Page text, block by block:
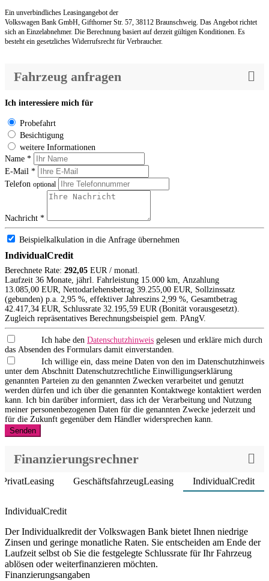
Ein unverbindliches Leasingangebot der
Volkswagen Bank GmbH, Gifthorner Str. 57, 38112 Braunschweig. Das Angebot richtet
sich an Einzelabnehmer. Die Berechnung basiert auf derzeit gültigen Konditionen. Es
besteht ein gesetzliches Widerrufsrecht für Verbraucher.
Fahrzeug anfragen
Ich interessiere mich für
Probefahrt
Besichtigung
weitere Informationen
Name *
E-Mail *
Telefon optional
Nachricht *
Beispielkalkulation in die Anfrage übernehmen
IndividualCredit
Berechnete Rate: 292,05 EUR / monatl.
Laufzeit 36 Monate, jährl. Fahrleistung 15.000 km, Anzahlung
13.085,00 EUR, Nettodarlehensbetrag 39.255,00 EUR, Sollzinssatz
(gebunden) p.a. 2,95 %, effektiver Jahreszins 2,99 %, Gesamtbetrag
42.417,34 EUR, Schlussrate 32.195,59 EUR (Bonität vorausgesetzt).
Zugleich repräsentatives Berechnungsbeispiel gem. PAngV.
Ich habe den Datenschutzhinweis gelesen und erkläre mich durch
das Absenden des Formulars damit einverstanden.
Ich willige ein, dass meine Daten von den im Datenschutzhinweis
unter dem Abschnitt Datenschutzrechtliche Einwilligungserklärung
genannten Parteien zu den genannten Zwecken verarbeitet und genutzt
werden dürfen und ich über die genannten Kontaktwege kontaktiert werden
kann. Ich bin darüber informiert, dass ich der Verarbeitung und Nutzung
meiner personenbezogenen Daten für die genannten Zwecke jederzeit und
für die Zukunft gegenüber dem Händler widersprechen kann.
Senden
Finanzierungsrechner
PrivatLeasing GeschäftsfahrzeugLeasing
IndividualCredit
IndividualCredit
Der Individualkredit der Volkswagen Bank bietet Ihnen niedrige
Zinsen und geringe monatliche Raten. Sie entscheiden am Ende der
Laufzeit selbst ob Sie die festgelegte Schlussrate für Ihr Fahrzeug
ablösen oder weiterfinanzieren möchten.
Finanzierungsangaben